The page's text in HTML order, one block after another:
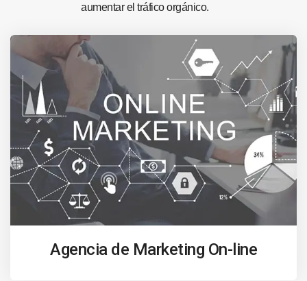
aumentar el tráfico orgánico.
Agencia de Marketing On-line